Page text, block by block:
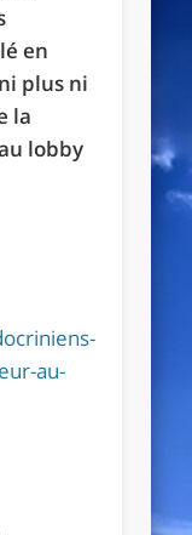
en
plus ni
la
lobby
au-